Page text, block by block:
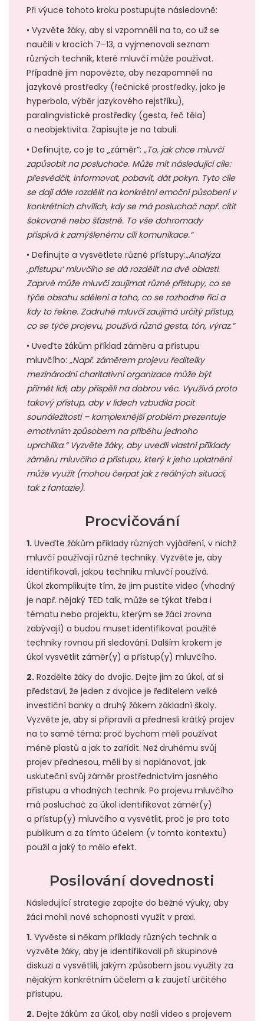
Při výuce tohoto kroku postupujte následovně:
• Vyzvěte žáky, aby si vzpomněli na to, co už se
naučili v krocích 7–13, a vyjmenovali seznam
různých technik, které mluvčí může používat.
Případně jim napovězte, aby nezapomněli na
jazykové prostředky (řečnické prostředky, jako je
hyperbola, výběr jazykového rejstříku),
paralingvistické prostředky (gesta, řeč těla)
a neobjektivita. Zapisujte je na tabuli.
• Definujte, co je to „záměr“: „To, jak chce mluvčí
zapůsobit na posluchače. Může mít následující cíle:
přesvědčit, informovat, pobavit, dát pokyn. Tyto cíle
se dají dále rozdělit na konkrétní emoční působení v
konkrétních chvílích, kdy se má posluchač např. cítit
šokovaně nebo šťastně. To vše dohromady
přispívá k zamýšlenému cíli komunikace.“
• Definujte a vysvětlete různé přístupy:„Analýza
‚přístupu‘ mluvčího se dá rozdělit na dvě oblasti.
Zaprvé může mluvčí zaujímat různé přístupy, co se
týče obsahu sdělení a toho, co se rozhodne říci a
kdy to řekne. Zadruhé mluvčí zaujímá určitý přístup,
co se týče projevu, používá různá gesta, tón, výraz.“
• Uveďte žákům příklad záměru a přístupu
mluvčího: „Např. záměrem projevu ředitelky
mezinárodní charitativní organizace může být
přimět lidi, aby přispěli na dobrou věc. Využívá proto
takový přístup, aby v lidech vzbudila pocit
sounáležitosti – komplexnější problém prezentuje
emotivním způsobem na příběhu jednoho
uprchlíka.“ Vyzvěte žáky, aby uvedli vlastní příklady
záměru mluvčího a přístupu, který k jeho uplatnění
může využít (mohou čerpat jak z reálných situací,
tak z fantazie).
Procvičování
1. Uveďte žákům příklady různých vyjádření, v nichž
mluvčí používají různé techniky. Vyzvěte je, aby
identifikovali, jakou techniku mluvčí používá.
Úkol zkomplikujte tím, že jim pustíte video (vhodný
je např. nějaký TED talk, může se týkat třeba i
tématu nebo projektu, kterým se žáci zrovna
zabývají) a budou muset identifikovat použité
techniky rovnou při sledování. Dalším krokem je
úkol vysvětlit záměr(y) a přístup(y) mluvčího.
2. Rozdělte žáky do dvojic. Dejte jim za úkol, ať si
představí, že jeden z dvojice je ředitelem velké
investiční banky a druhý žákem základní školy.
Vyzvěte je, aby si připravili a přednesli krátký projev
na to samé téma: proč bychom měli používat
méně plastů a jak to zařídit. Než druhému svůj
projev přednesou, měli by si naplánovat, jak
uskuteční svůj záměr prostřednictvím jasného
přístupu a vhodných technik. Po projevu mluvčího
má posluchač za úkol identifikovat záměr(y)
a přístup(y) mluvčího a vysvětlit, proč je pro toto
publikum a za tímto účelem (v tomto kontextu)
použil a jaký to mělo efekt.
Posilování dovednosti
Následující strategie zapojte do běžné výuky, aby
žáci mohli nové schopnosti využít v praxi.
1. Vyvěste si někam příklady různých technik a
vyzvěte žáky, aby je identifikovali při skupinové
diskuzi a vysvětlili, jakým způsobem jsou využity za
nějakým konkrétním účelem a k zaujetí určitého
přístupu.
2. Dejte žákům za úkol, aby našli video s projevem